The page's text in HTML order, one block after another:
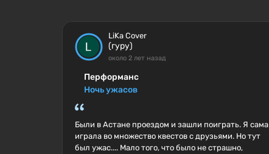
LiKa Cover
(гуру)
около 2 лет назад
Перформанс
Ночь ужасов
Были в Астане проездом и зашли поиграть. Я сама
играла во множество квестов с друзьями. Но тут
был ужас.... Мало того, что было не страшно,